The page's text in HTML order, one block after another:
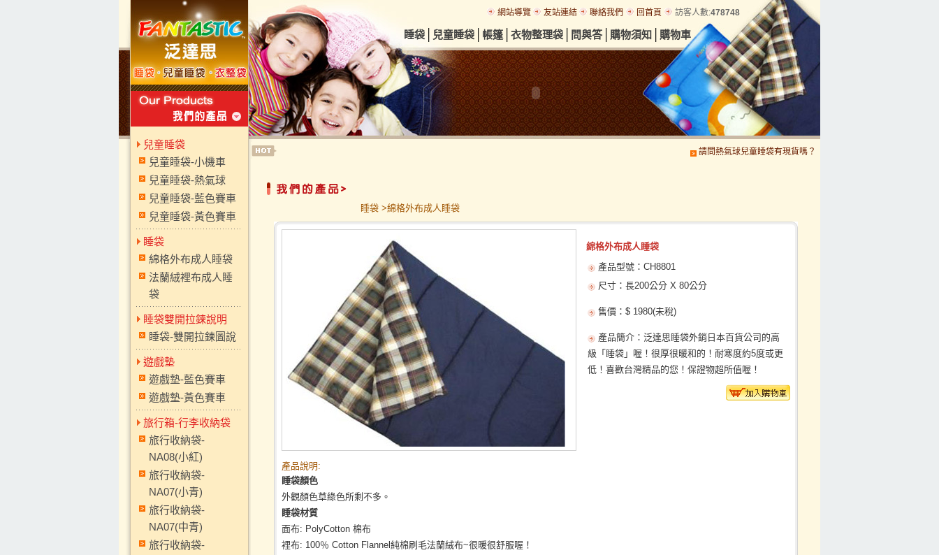
兒童睡袋
兒童睡袋-小機車
兒童睡袋-熱氣球
兒童睡袋-藍色賽車
兒童睡袋-黃色賽車
睡袋
綿格外布成人睡袋
法蘭絨裡布成人睡
袋
睡袋雙開拉鍊說明
睡袋-雙開拉鍊圖說
遊戲墊
遊戲墊-藍色賽車
遊戲墊-黃色賽車
旅行箱-行李收納袋
旅行收納袋-
NA08(小紅)
旅行收納袋-
NA07(小青)
旅行收納袋-
NA07(中青)
旅行收納袋-
網站導覽 友站連結 聯絡我們 回首頁 訪客人數:478748
睡袋 兒童睡袋 帳篷 衣物整理袋 問與答 購物須知 購物車
請問熱氣球兒童睡袋有現貨嗎？
睡袋 >綿格外布成人睡袋
綿格外布成人睡袋
產品型號：CH8801
尺寸：長200公分 X 80公分
售價：$ 1980(未稅)
產品簡介：泛達思睡袋外銷日本百貨公司的高
級「睡袋」喔！很厚很暖和的！耐寒度約5度或更
低！喜歡台灣精品的您！保證物超所值喔！
產品說明:
睡袋顏色
外觀顏色草綠色所剩不多。
睡袋材質
面布: PolyCotton 棉布
裡布: 100％ Cotton Flannel純棉刷毛法蘭絨布~很暖很舒服喔！